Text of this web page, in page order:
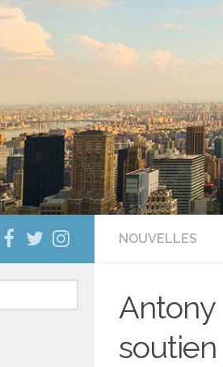
NOUVELLES
Antony
soutien